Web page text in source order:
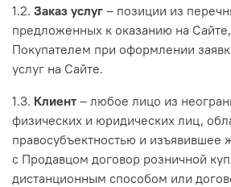
1.2. Заказ услуг – позиции из
предложенных к оказанию на
Покупателем при оформлении
услуг на Сайте.
1.3. Клиент – любое лицо из
физических и юридических лиц,
правосубъектностью и изъявившее
с Продавцом договор розничной
дистанционным способом или